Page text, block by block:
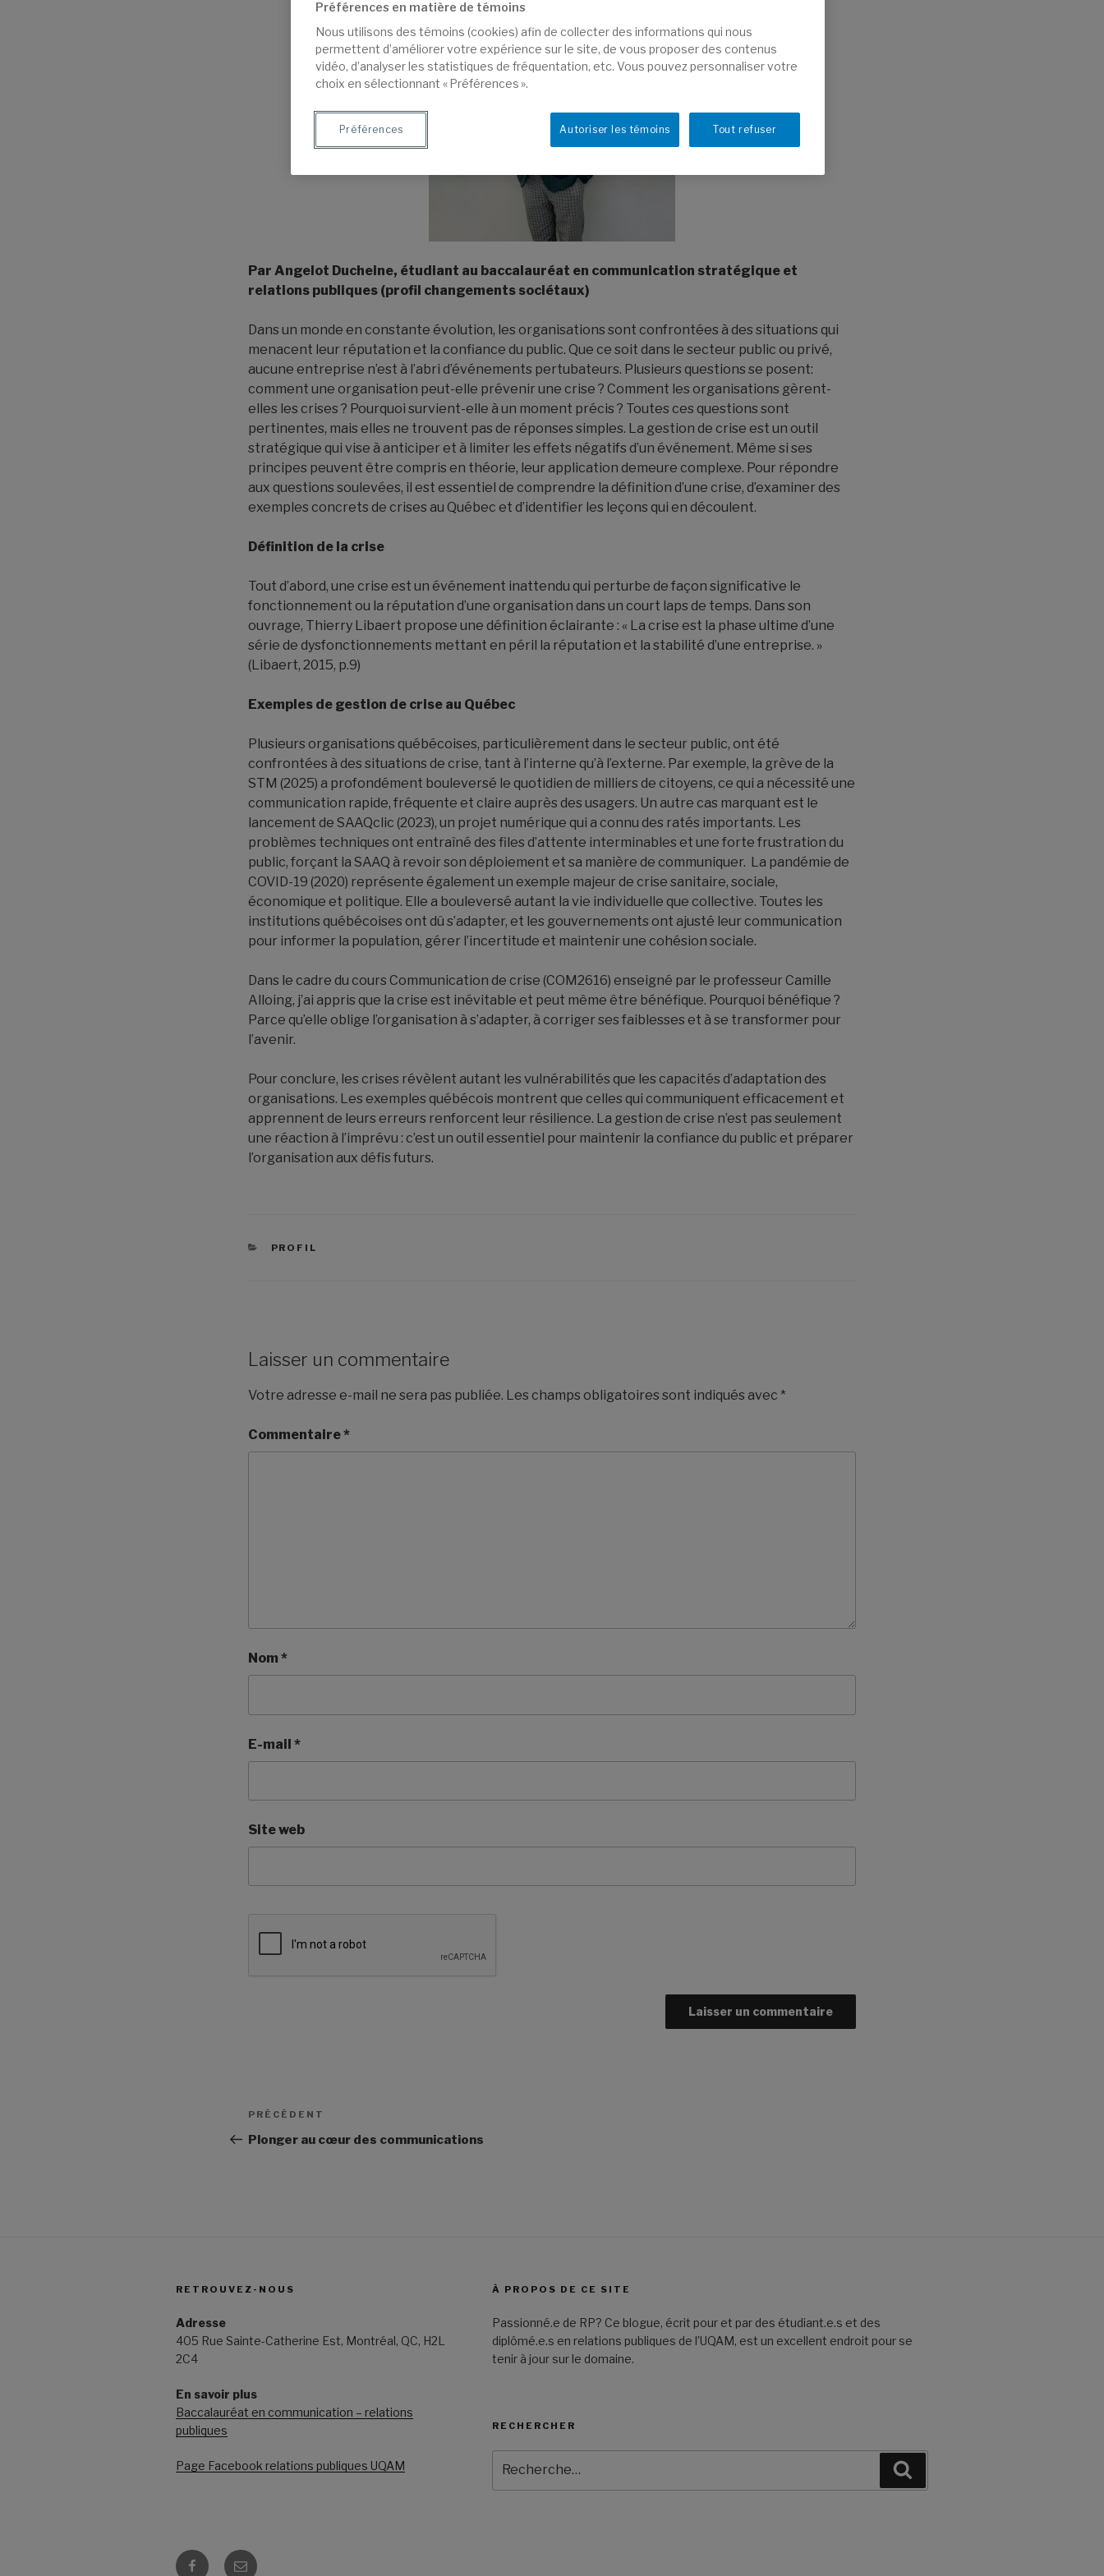
Par Angelot Ducheine, étudiant au baccalauréat en communication stratégique et
relations publiques (profil changements sociétaux)
Dans un monde en constante évolution, les organisations sont confrontées à des situations qui
menacent leur réputation et la confiance du public. Que ce soit dans le secteur public ou privé,
aucune entreprise n’est à l’abri d’événements pertubateurs. Plusieurs questions se posent:
comment une organisation peut-elle prévenir une crise ? Comment les organisations gèrent-
elles les crises ? Pourquoi survient-elle à un moment précis ? Toutes ces questions sont
pertinentes, mais elles ne trouvent pas de réponses simples. La gestion de crise est un outil
stratégique qui vise à anticiper et à limiter les effets négatifs d’un événement. Même si ses
principes peuvent être compris en théorie, leur application demeure complexe. Pour répondre
aux questions soulevées, il est essentiel de comprendre la définition d’une crise, d’examiner des
exemples concrets de crises au Québec et d’identifier les leçons qui en découlent.
Définition de la crise
Tout d’abord, une crise est un événement inattendu qui perturbe de façon significative le
fonctionnement ou la réputation d’une organisation dans un court laps de temps. Dans son
ouvrage, Thierry Libaert propose une définition éclairante : « La crise est la phase ultime d’une
série de dysfonctionnements mettant en péril la réputation et la stabilité d’une entreprise. »
(Libaert, 2015, p.9)
Exemples de gestion de crise au Québec
Plusieurs organisations québécoises, particulièrement dans le secteur public, ont été
confrontées à des situations de crise, tant à l’interne qu’à l’externe. Par exemple, la grève de la
STM (2025) a profondément bouleversé le quotidien de milliers de citoyens, ce qui a nécessité une
communication rapide, fréquente et claire auprès des usagers. Un autre cas marquant est le
lancement de SAAQclic (2023), un projet numérique qui a connu des ratés importants. Les
problèmes techniques ont entraîné des files d’attente interminables et une forte frustration du
public, forçant la SAAQ à revoir son déploiement et sa manière de communiquer. La pandémie de
COVID-19 (2020) représente également un exemple majeur de crise sanitaire, sociale,
économique et politique. Elle a bouleversé autant la vie individuelle que collective. Toutes les
institutions québécoises ont dû s’adapter, et les gouvernements ont ajusté leur communication
pour informer la population, gérer l’incertitude et maintenir une cohésion sociale.
Dans le cadre du cours Communication de crise (COM2616) enseigné par le professeur Camille
Alloing, j’ai appris que la crise est inévitable et peut même être bénéfique. Pourquoi bénéfique ?
Parce qu’elle oblige l’organisation à s’adapter, à corriger ses faiblesses et à se transformer pour
l’avenir.
Pour conclure, les crises révèlent autant les vulnérabilités que les capacités d’adaptation des
organisations. Les exemples québécois montrent que celles qui communiquent efficacement et
apprennent de leurs erreurs renforcent leur résilience. La gestion de crise n’est pas seulement
une réaction à l’imprévu : c’est un outil essentiel pour maintenir la confiance du public et préparer
l’organisation aux défis futurs.
CATÉGORIES
PROFIL
Laisser un commentaire
Votre adresse e-mail ne sera pas publiée. Les champs obligatoires sont indiqués avec *
Commentaire*
Nom *
E-mail *
Site web
Navigation
de
Article
précédent
PRÉCÉDENT
Plonger au cœur des communications
RETROUVEZ-NOUS
Adresse
405 Rue Sainte-Catherine Est, Montréal, QC, H2L
2C4
En savoir plus
Baccalauréat en communication – relations
publiques
Page Facebook relations publiques UQAM
À PROPOS DE CE SITE
Passionné.e de RP? Ce blogue, écrit pour et par des étudiant.e.s et des
diplômé.e.s en relations publiques de l’UQAM, est un excellent endroit pour se
tenir à jour sur le domaine.
RECHERCHER
pour
:
Facebook
E-
Préférences en matière de témoins
Nous utilisons des témoins (cookies) afin de collecter des informations qui nous
permettent d’améliorer votre expérience sur le site, de vous proposer des contenus
vidéo, d’analyser les statistiques de fréquentation, etc. Vous pouvez personnaliser votre
choix en sélectionnant « Préférences ».
Tout refuser
Autoriser les témoins
Préférences